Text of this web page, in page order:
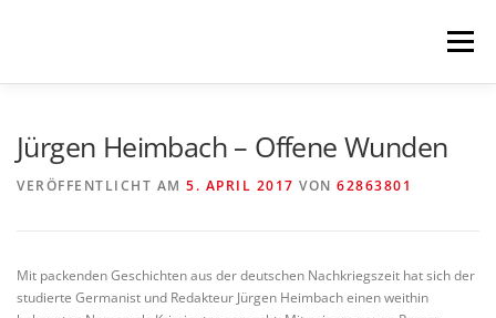
Menü
IMPRESSUM
Jürgen Heimbach – Offene Wunden
VERÖFFENTLICHT AM 5. APRIL 2017 VON 62863801
Mit packenden Geschichten aus der deutschen Nachkriegszeit hat sich der
studierte Germanist und Redakteur Jürgen Heimbach einen weithin